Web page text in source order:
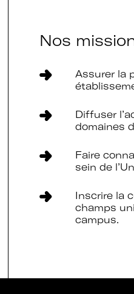
Nos
Assurer la
Diffuser
domaines
Faire
sein de
Inscrire la
champs
campus.